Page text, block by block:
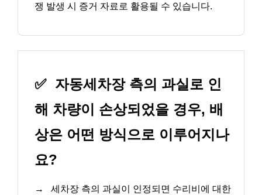
쟁 발생 시 증거 자료로 활용될 수 있습니다.
✅ 자동세차장 측의 과실로 인
해 차량이 손상되었을 경우, 배
상은 어떤 방식으로 이루어지나
요?
→
세차장 측의 과실이 인정되면 수리비에 대한